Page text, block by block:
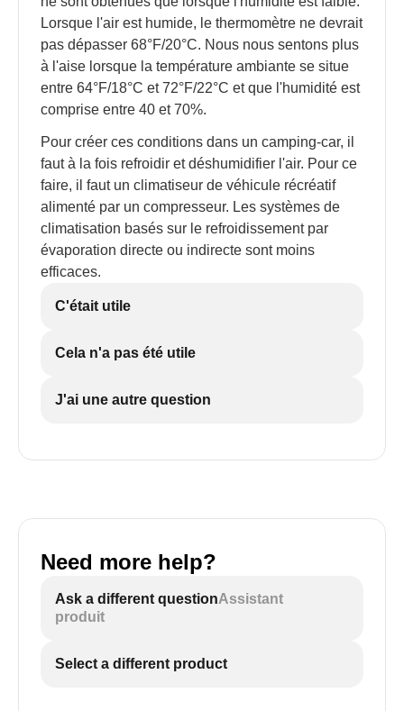
Lorsque l'air est humide, le thermomètre ne devrait
pas dépasser 68°F/20°C. Nous nous sentons plus
à l'aise lorsque la température ambiante se situe
entre 64°F/18°C et 72°F/22°C et que l'humidité est
comprise entre 40 et 70%.
Pour créer ces conditions dans un camping-car, il
faut à la fois refroidir et déshumidifier l'air. Pour ce
faire, il faut un climatiseur de véhicule récréatif
alimenté par un compresseur. Les systèmes de
climatisation basés sur le refroidissement par
évaporation directe ou indirecte sont moins
efficaces.
C'était utile
Cela n'a pas été utile
J'ai une autre question
Need more help?
Ask a different questionAssistant
produit
Select a different product